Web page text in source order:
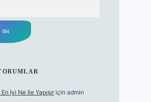
Iyi Ne Ile Yapışıriçin admin